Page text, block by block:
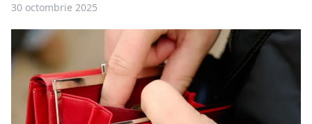
30 octombrie 2025